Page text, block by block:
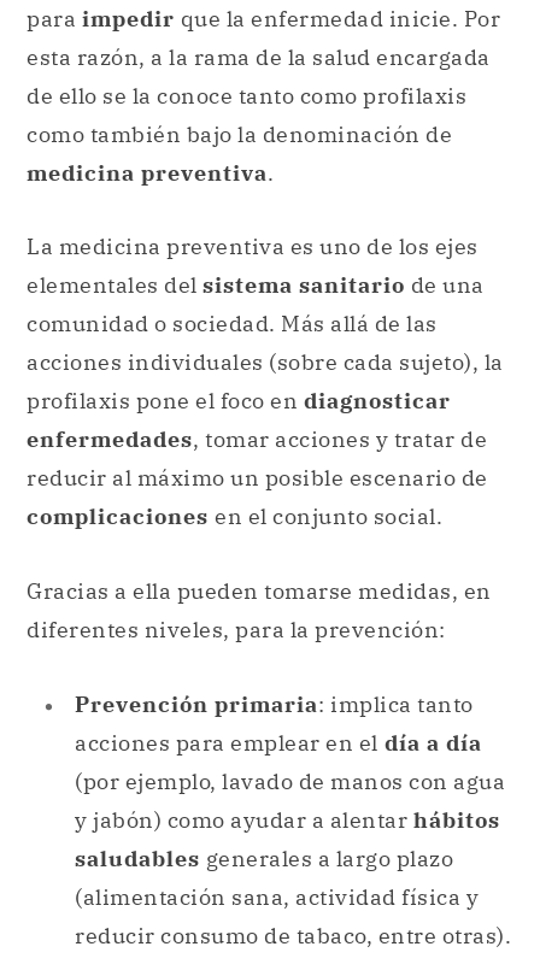
para impedir que la enfermedad inicie. Por
esta razón, a la rama de la salud encargada
de ello se la conoce tanto como profilaxis
como también bajo la denominación de
medicina preventiva.
La medicina preventiva es uno de los ejes
elementales del sistema sanitario de una
comunidad o sociedad. Más allá de las
acciones individuales (sobre cada sujeto), la
profilaxis pone el foco en diagnosticar
enfermedades, tomar acciones y tratar de
reducir al máximo un posible escenario de
complicaciones en el conjunto social.
Gracias a ella pueden tomarse medidas, en
diferentes niveles, para la prevención:
Prevención primaria: implica tanto
acciones para emplear en el día a día
(por ejemplo, lavado de manos con agua
y jabón) como ayudar a alentar hábitos
saludables generales a largo plazo
(alimentación sana, actividad física y
reducir consumo de tabaco, entre otras).